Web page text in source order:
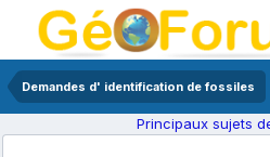
Demandes d' identification de fossiles
Principaux sujets